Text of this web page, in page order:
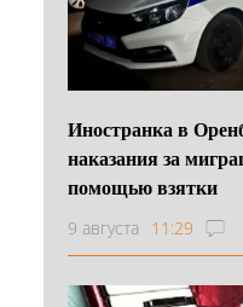
Иностранка в
наказания за
помощью взятки
9 августа 11:29